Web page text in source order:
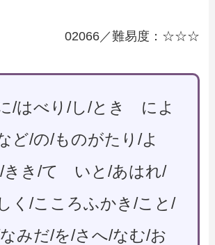
02066／難易度：☆☆☆
/はべり/し/とき によ
ど/の/ものがたり/よ
きき/て いと/あはれ/
く/こころふかき/こと/
みだ/を/さへ/なむ/お